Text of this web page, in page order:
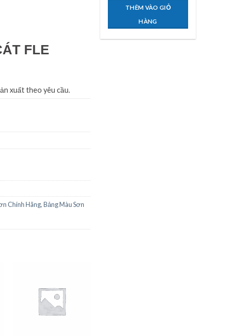
FLE
xuất theo yêu cầu.
Chính Hãng,Bảng Màu Sơn
THÊM VÀO GIỎ
HÀNG